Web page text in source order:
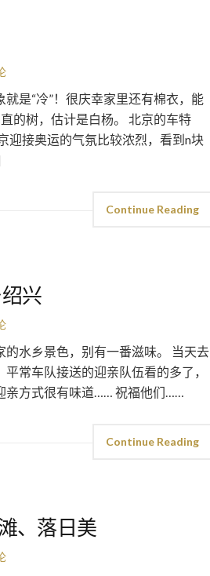
是“冷”！很庆幸家里还有棉衣，能
的树，估计是白杨。 北京的车特
迎接奥运的气氛比较浓烈，看到n块
Continue Reading
兴
水乡景色，别有一番滋味。 当天去
常车队接送的迎亲队伍看的多了，
亲方式很有味道…… 祝福他们……
Continue Reading
、落日美